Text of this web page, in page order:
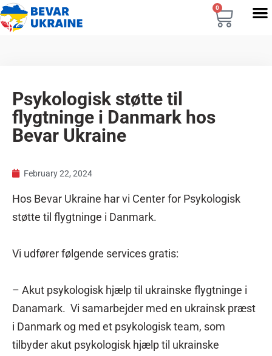
0
Psykologisk støtte til
flygtninge i Danmark hos
Bevar Ukraine
February 22, 2024
Hos Bevar Ukraine har vi Center for Psykologisk
støtte til flygtninge i Danmark.
Vi udfører følgende services gratis:
– Akut psykologisk hjælp til ukrainske flygtninge i
Danamark. Vi samarbejder med en ukrainsk præst
i Danmark og med et psykologisk team, som
tilbyder akut psykologisk hjælp til ukrainske